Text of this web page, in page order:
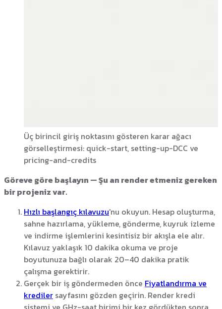
Üç birincil giriş noktasını gösteren karar ağacı
görselleştirmesi: quick-start, setting-up-DCC ve
pricing-and-credits
Göreve göre başlayın — Şu an render etmeniz gereken
bir projeniz var.
Hızlı başlangıç kılavuzu'nu okuyun. Hesap oluşturma,
sahne hazırlama, yükleme, gönderme, kuyruk izleme
ve indirme işlemlerini kesintisiz bir akışla ele alır.
Kılavuz yaklaşık 10 dakika okuma ve proje
boyutunuza bağlı olarak 20–40 dakika pratik
çalışma gerektirir.
Gerçek bir iş göndermeden önce Fiyatlandırma ve
krediler sayfasını gözden geçirin. Render kredi